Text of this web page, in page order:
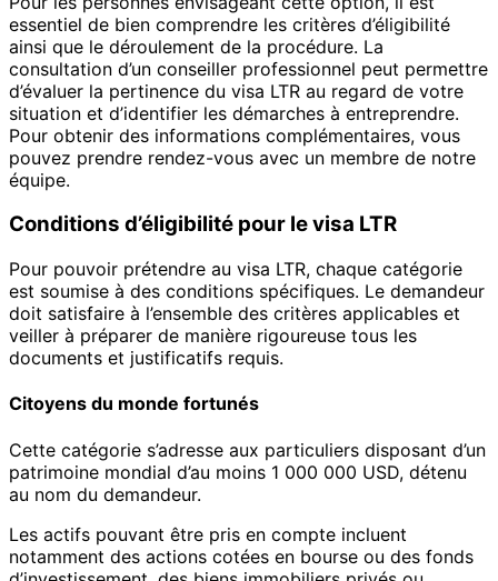
essentiel de bien comprendre les critères d’éligibilité
ainsi que le déroulement de la procédure. La
consultation d’un conseiller professionnel peut permettre
d’évaluer la pertinence du visa LTR au regard de votre
situation et d’identifier les démarches à entreprendre.
Pour obtenir des informations complémentaires, vous
pouvez prendre rendez-vous avec un membre de notre
équipe.
Conditions d’éligibilité pour le visa LTR
Pour pouvoir prétendre au visa LTR, chaque catégorie
est soumise à des conditions spécifiques. Le demandeur
doit satisfaire à l’ensemble des critères applicables et
veiller à préparer de manière rigoureuse tous les
documents et justificatifs requis.
Citoyens du monde fortunés
Cette catégorie s’adresse aux particuliers disposant d’un
patrimoine mondial d’au moins 1 000 000 USD, détenu
au nom du demandeur.
Les actifs pouvant être pris en compte incluent
notamment des actions cotées en bourse ou des fonds